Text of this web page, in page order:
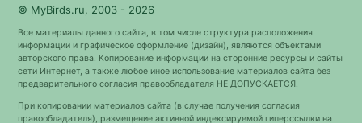
© MyBirds.ru, 2003 - 2026
Все материалы данного сайта, в том числе структура расположения
информации и графическое оформление (дизайн), являются объектами
авторского права. Копирование информации на сторонние ресурсы и сайты
сети Интернет, а также любое иное использование материалов сайта без
предварительного согласия правообладателя НЕ ДОПУСКАЕТСЯ.
При копировании материалов сайта (в случае получения согласия
правообладателя), размещение активной индексируемой гиперссылки на